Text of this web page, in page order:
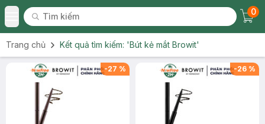
Toggle Menu
Tìm kiếm
Tìm kiếm
0
Trang chủ Kết quả tìm kiếm: 'Bút kẻ mắt Browit'
-27 % -26 %